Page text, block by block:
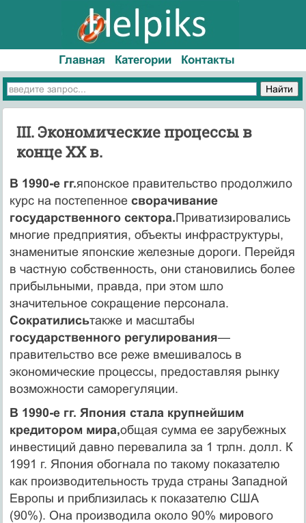
Главная Категории Контакты
III. Экономические процессы в
конце XX в.
В 1990-е гг.японское правительство продолжило
курс на постепенное сворачивание
государственного сектора.Приватизировались
многие предприятия, объекты инфраструктуры,
знаменитые японские желез­ные дороги. Перейдя
в частную собственность, они становились бо­лее
прибыльными, правда, при этом шло
значительное сокращение персонала.
Сократилисьтакже и масштабы
государственного регулиро­вания—
правительство все реже вмешивалось в
экономические про­цессы, предоставляя рынку
возможности саморегуляции.
В 1990-е гг. Япония стала крупнейшим
кредитором мира,общая сум­ма ее зарубежных
инвестиций давно перевалила за 1 трлн. долл. К
1991 г. Япония обогнала по такому показателю
как производитель­ность труда страны Западной
Европы и приблизилась к показателю США
(90%). Она производила около 90% мирового